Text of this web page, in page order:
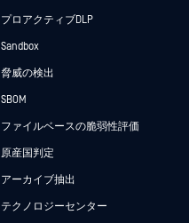
プロアクティブDLP
Sandbox
脅威の検出
SBOM
ファイルベースの脆弱性評価
原産国判定
アーカイブ抽出
テクノロジーセンター